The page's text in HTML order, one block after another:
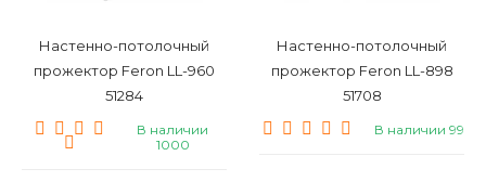
Настенно-потолочный
прожектор Feron LL-960
51284
В наличии
1000
Настенно-потолочный
прожектор Feron LL-898
51708
В наличии 99